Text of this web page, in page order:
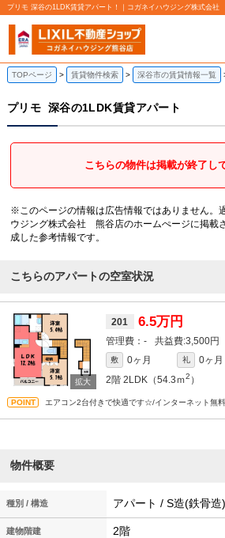
プリモ 深谷の1LDK賃貸アパート！｜コガネイハウジング株式会
TOPページ 賃貸物件検索 深谷市の賃貸情報一覧
プリモ 深谷の1LDK賃貸アパート
こちらの物件は掲載が終了し
※このページの情報は広告情報ではありません。
ウジング株式会社 熊谷店のホームぺージに掲載
成した参考情報です。
こちらのアパートの空室状況
201 6.5万円
- 3,500円
敷 0ヶ月 礼
0ヶ月
2階 2LDK（54.3ｍ2 ）
エアコン2台付きで快適です☆/インターネット無
物件概要
種別 / 構造 アパート / S造(鉄骨造)
建物階建 2階